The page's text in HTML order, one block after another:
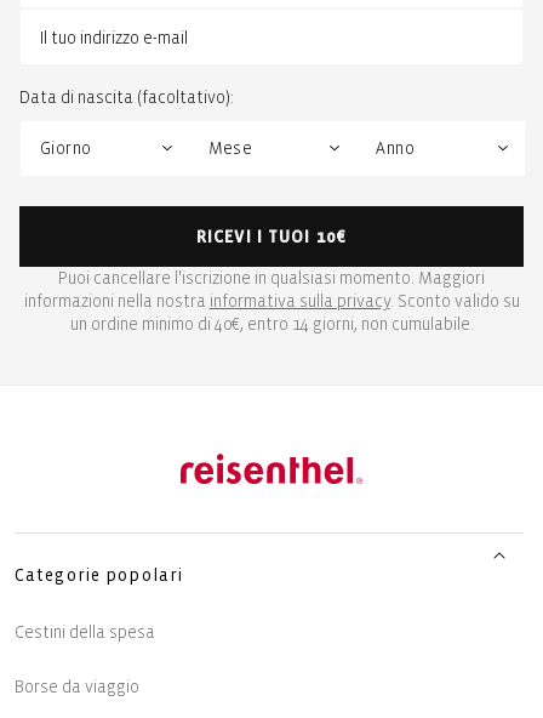
Data di nascita (facoltativo):
RICEVI I TUOI 10€
Puoi cancellare l'iscrizione in qualsiasi momento. Maggiori
informazioni nella nostra informativa sulla privacy. Sconto valido su
un ordine minimo di 40€, entro 14 giorni, non cumulabile.
Categorie popolari
Cestini della spesa
Borse da viaggio